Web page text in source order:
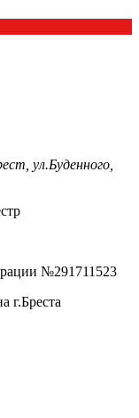
ул.Буденного,
№291711523
г.Бреста